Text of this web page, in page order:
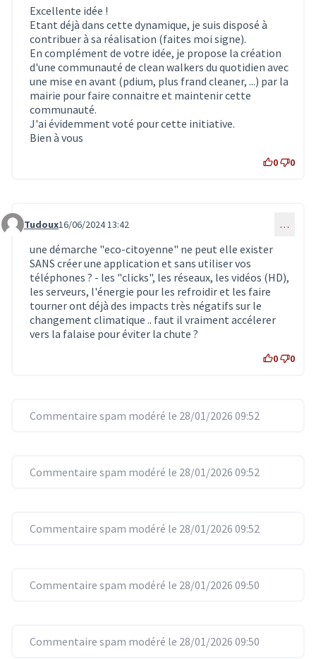
Excellente idée !
Etant déjà dans cette dynamique, je suis disposé à
contribuer à sa réalisation (faites moi signe).
En complément de votre idée, je propose la création
d'une communauté de clean walkers du quotidien avec
une mise en avant (pdium, plus frand cleaner, ...) par la
mairie pour faire connaitre et maintenir cette
communauté.
J'ai évidemment voté pour cette initiative.
Bien à vous
0 0
Commentaire 6971
Tudoux16/06/2024 13:42 …
une démarche "eco-citoyenne" ne peut elle exister
SANS créer une application et sans utiliser vos
téléphones ? - les "clicks", les réseaux, les vidéos (HD),
les serveurs, l'énergie pour les refroidir et les faire
tourner ont déjà des impacts très négatifs sur le
changement climatique .. faut il vraiment accélerer
vers la falaise pour éviter la chute ?
0 0
Commentaire spam modéré le 28/01/2026 09:52
Commentaire spam modéré le 28/01/2026 09:52
Commentaire spam modéré le 28/01/2026 09:52
Commentaire spam modéré le 28/01/2026 09:50
Commentaire spam modéré le 28/01/2026 09:50